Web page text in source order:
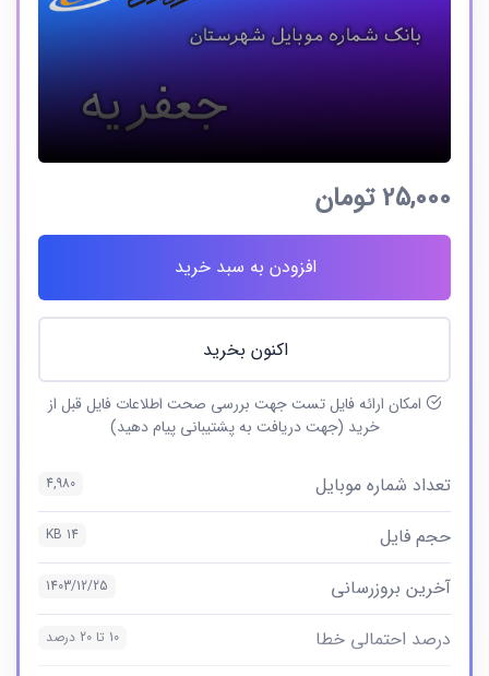
25,000تومان
افزودن به سبد خرید
اکنون بخرید
امکان ارائه فایل تست جهت بررسی صحت اطلاعات فایل قبل از
خرید (جهت دریافت به پشتیبانی پیام دهید)
تعداد شماره موبایل 4,980
حجم فایل 14 KB
آخرین بروزرسانی 1403/12/25
درصد احتمالی خطا 10 تا 20 درصد